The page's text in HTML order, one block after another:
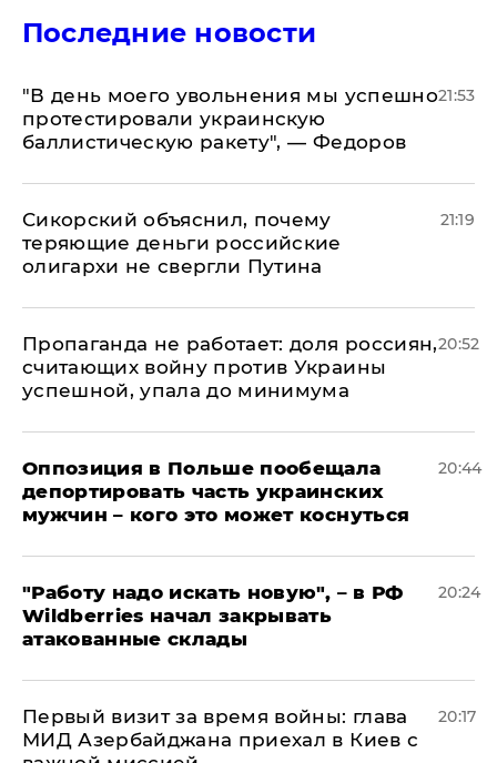
Последние новости
​"В день моего увольнения мы успешно
протестировали украинскую
баллистическую ракету", — Федоров
21:53
Сикорский объяснил, почему
теряющие деньги российские
олигархи не свергли Путина
21:19
​Пропаганда не работает: доля россиян,
считающих войну против Украины
успешной, упала до минимума
20:52
Оппозиция в Польше пообещала
депортировать часть украинских
мужчин – кого это может коснуться
20:44
"Работу надо искать новую", – в РФ
Wildberries начал закрывать
атакованные склады
20:24
Первый визит за время войны: глава
МИД Азербайджана приехал в Киев с
20:17